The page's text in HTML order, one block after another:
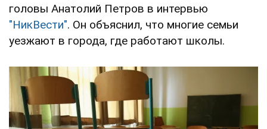
головы Анатолий Петров в интервью
"НикВести". Он объяснил, что многие семьи
уезжают в города, где работают школы.